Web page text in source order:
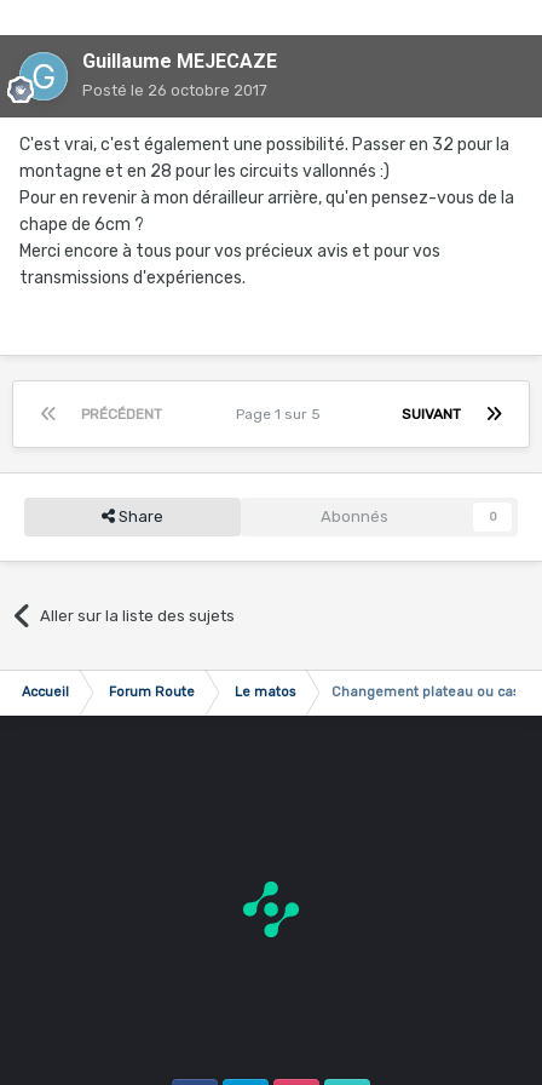
Guillaume MEJECAZE
Posté le 26 octobre 2017
C'est vrai, c'est également une possibilité. Passer en 32 pour la
montagne et en 28 pour les circuits vallonnés :)
Pour en revenir à mon dérailleur arrière, qu'en pensez-vous de la
chape de 6cm ?
Merci encore à tous pour vos précieux avis et pour vos
transmissions d'expériences.
PRÉCÉDENT SUIVANT
Page 1 sur 5
Share Abonnés 0
Aller sur la liste des sujets
Accueil Forum Route Le matos Changement plateau ou